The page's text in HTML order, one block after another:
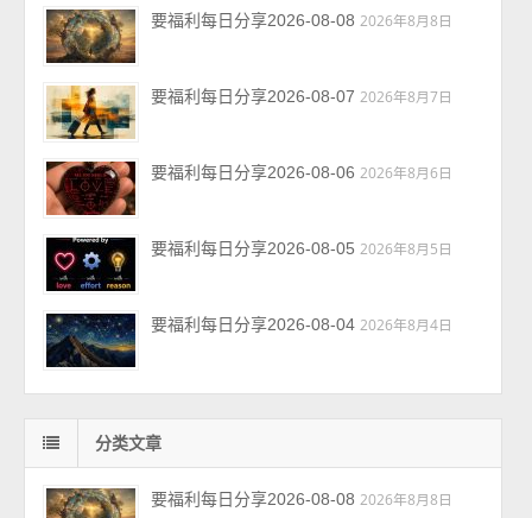
要福利每日分享2026-08-08 2026年8月8日
要福利每日分享2026-08-07 2026年8月7日
要福利每日分享2026-08-06 2026年8月6日
要福利每日分享2026-08-05 2026年8月5日
要福利每日分享2026-08-04 2026年8月4日
分类文章
要福利每日分享2026-08-08 2026年8月8日